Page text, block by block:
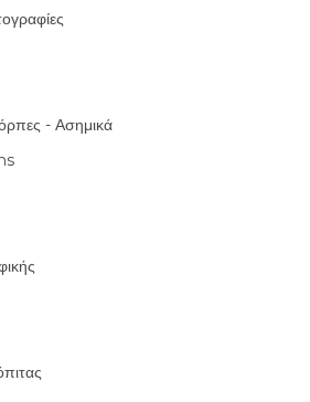
- Ασημικά